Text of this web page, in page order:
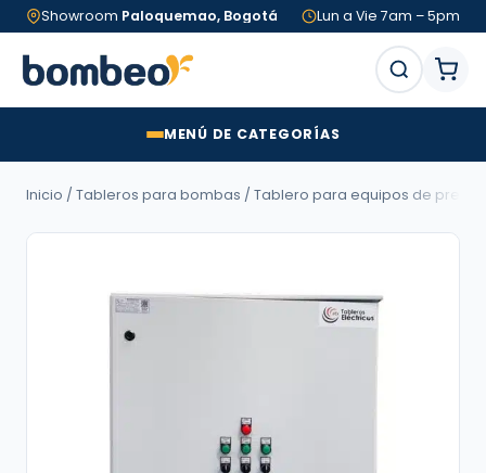
Showroom Paloquemao, Bogotá Lun a Vie 7am – 5pm
MENÚ DE CATEGORÍAS
Inicio / Tableros para bombas / Tablero para equipos de